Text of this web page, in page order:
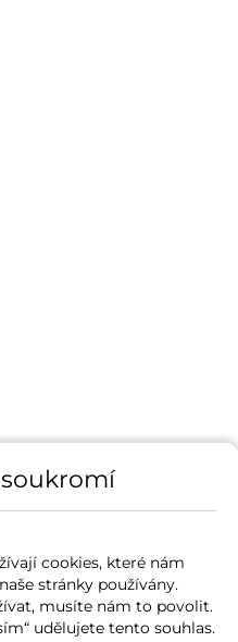
cookies, které nám
stránky používány.
musíte nám to povolit.
udělujete tento souhlas.